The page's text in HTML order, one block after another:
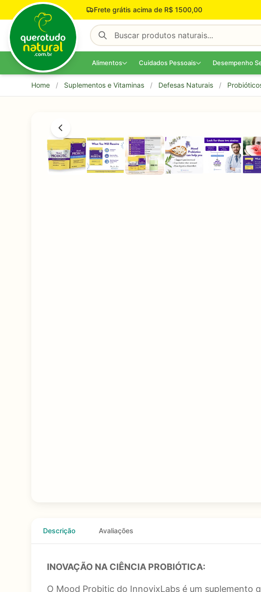
Pular para o conteúdo Frete grátis acima de R$ 1500,00
Alimentos Cuidados Pessoais Desempenho
Home / Suplementos e Vitaminas / Defesas Naturais /
Descrição Avaliações
INOVAÇÃO NA CIÊNCIA PROBIÓTICA:
O Mood Probitic do InnovixLabs é um suplemento